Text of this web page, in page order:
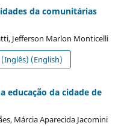
da comunitárias
Jefferson Marlon Monticelli
(English)
educação da cidade de
Márcia Aparecida Jacomini